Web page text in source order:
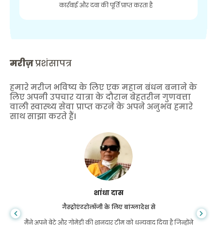
कार्रवाई और दवा की पूर्ति प्राप्त करता है
मरीज़प्रशंसापत्र
हमारे मरीज भविष्य के लिए एक महान बंधन बनाने के
लिए अपनी उपचार यात्रा के दौरान बेहतरीन गुणवत्ता
वाली स्वास्थ्य सेवा प्राप्त करने के अपने अनुभव हमारे
साथ साझा करते हैं।
शांधा दास
गैस्ट्रोएंटरोलॉजी के लिए बांग्लादेश से
मैंने अपने बेटे और गोमेडी की शानदार टीम को धन्यवाद दिया है जिन्होंने